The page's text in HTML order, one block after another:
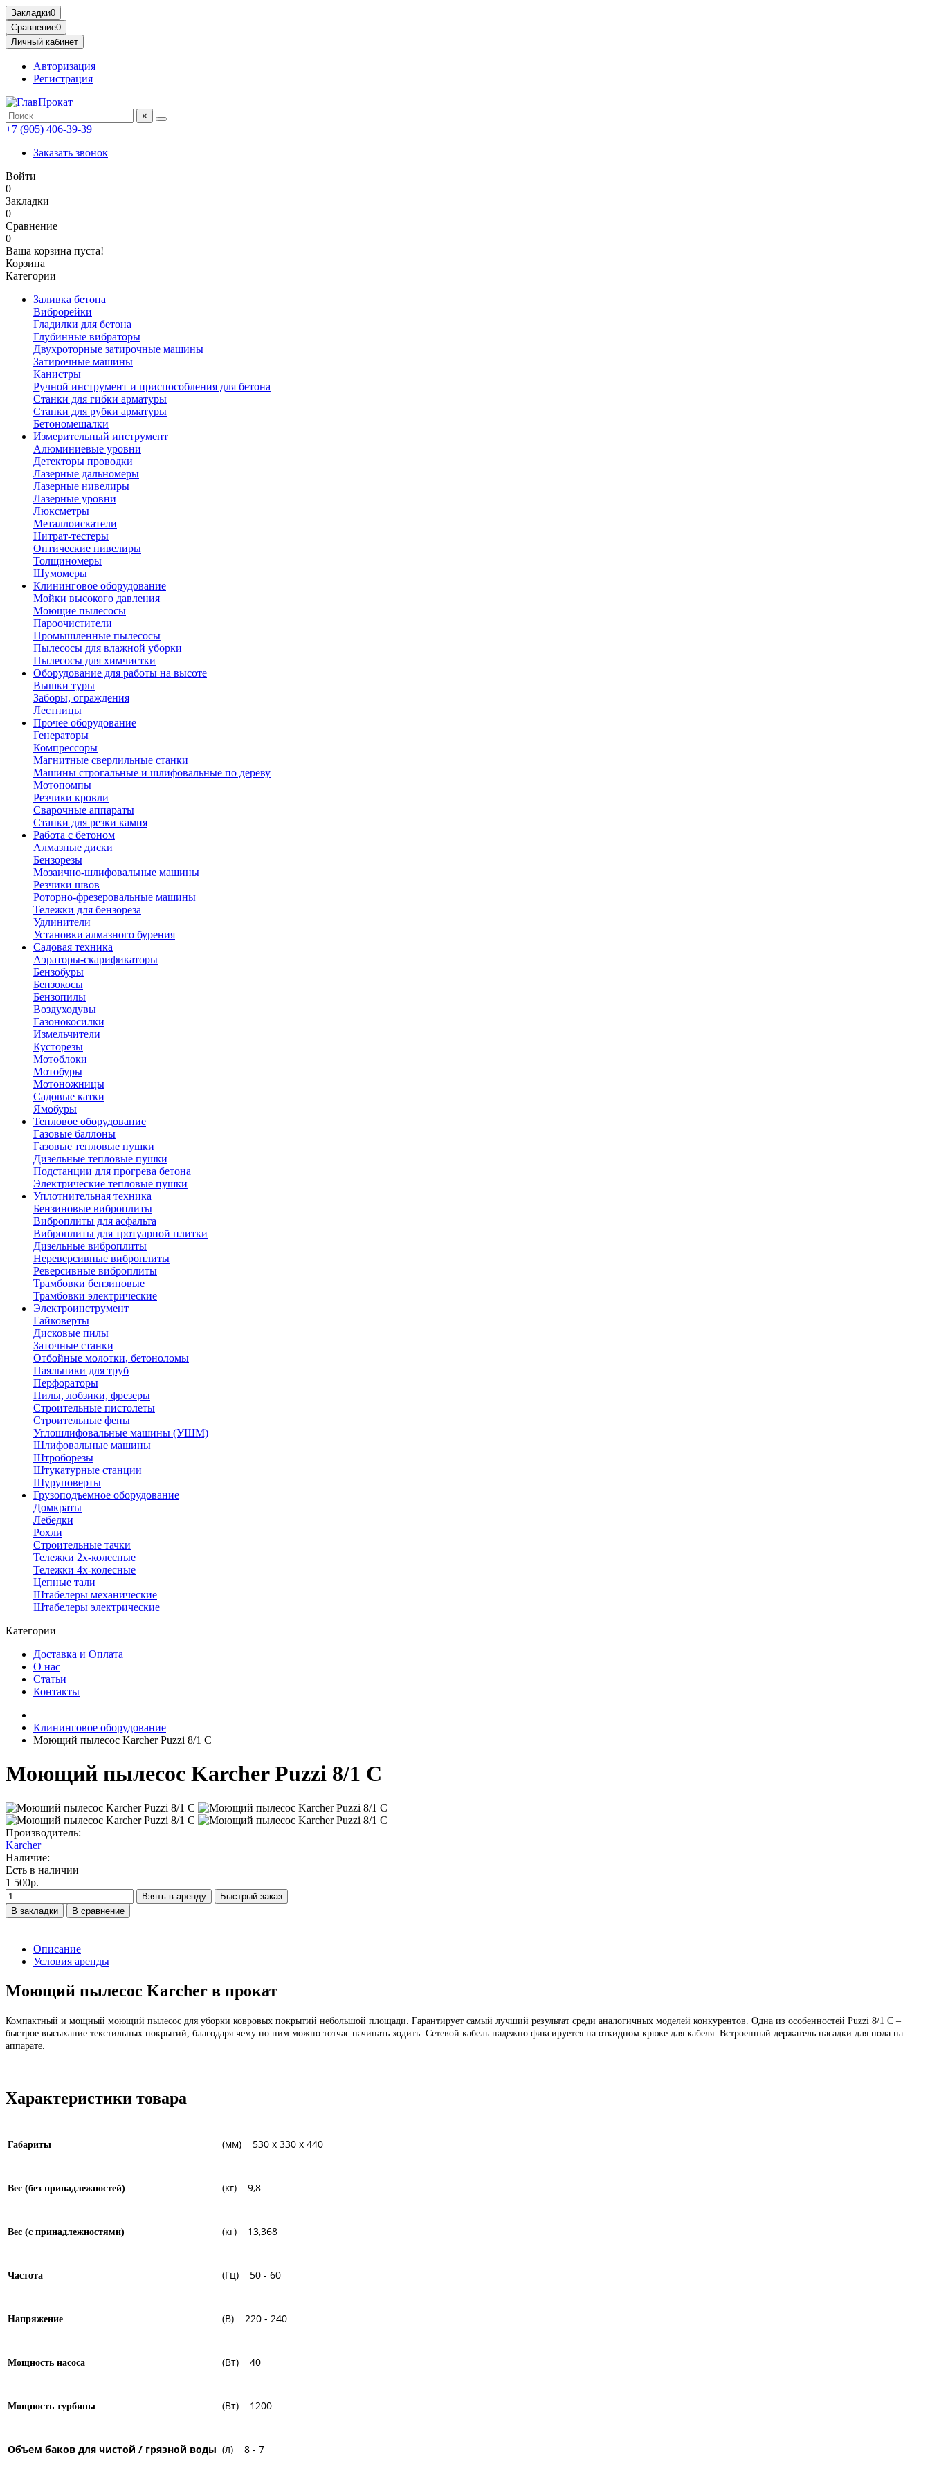
Закладки0
Сравнение0
Личный кабинет
Авторизация
Регистрация
×
+7 (905) 406-39-39
Заказать звонок
Войти
0
Закладки
0
Сравнение
0
Ваша корзина пуста!
Корзина
Категории
Заливка бетона
Виброрейки
Гладилки для бетона
Глубинные вибраторы
Двухроторные затирочные машины
Затирочные машины
Канистры
Ручной инструмент и приспособления для бетона
Станки для гибки арматуры
Станки для рубки арматуры
Бетономешалки
Измерительный инструмент
Алюминиевые уровни
Детекторы проводки
Лазерные дальномеры
Лазерные нивелиры
Лазерные уровни
Люксметры
Металлоискатели
Нитрат-тестеры
Оптические нивелиры
Толщиномеры
Шумомеры
Клининговое оборудование
Мойки высокого давления
Моющие пылесосы
Пароочистители
Промышленные пылесосы
Пылесосы для влажной уборки
Пылесосы для химчистки
Оборудование для работы на высоте
Вышки туры
Заборы, ограждения
Лестницы
Прочее оборудование
Генераторы
Компрессоры
Магнитные сверлильные станки
Машины строгальные и шлифовальные по дереву
Мотопомпы
Резчики кровли
Сварочные аппараты
Станки для резки камня
Работа с бетоном
Алмазные диски
Бензорезы
Мозаично-шлифовальные машины
Резчики швов
Роторно-фрезеровальные машины
Тележки для бензореза
Удлинители
Установки алмазного бурения
Садовая техника
Аэраторы-скарификаторы
Бензобуры
Бензокосы
Бензопилы
Воздуходувы
Газонокосилки
Измельчители
Кусторезы
Мотоблоки
Мотобуры
Мотоножницы
Садовые катки
Ямобуры
Тепловое оборудование
Газовые баллоны
Газовые тепловые пушки
Дизельные тепловые пушки
Подстанции для прогрева бетона
Электрические тепловые пушки
Уплотнительная техника
Бензиновые виброплиты
Виброплиты для асфальта
Виброплиты для тротуарной плитки
Дизельные виброплиты
Нереверсивные виброплиты
Реверсивные виброплиты
Трамбовки бензиновые
Трамбовки электрические
Электроинструмент
Гайковерты
Дисковые пилы
Заточные станки
Отбойные молотки, бетоноломы
Паяльники для труб
Перфораторы
Пилы, лобзики, фрезеры
Строительные пистолеты
Строительные фены
Углошлифовальные машины (УШМ)
Шлифовальные машины
Штроборезы
Штукатурные станции
Шуруповерты
Грузоподъемное оборудование
Домкраты
Лебедки
Рохли
Строительные тачки
Тележки 2х-колесные
Тележки 4х-колесные
Цепные тали
Штабелеры механические
Штабелеры электрические
Категории
Доставка и Оплата
О нас
Статьи
Контакты
Клининговое оборудование
Моющий пылесос Karcher Puzzi 8/1 C
Моющий пылесос Karcher Puzzi 8/1 C
Производитель:
Karcher
Наличие:
Есть в наличии
1 500р.
Взять в аренду
Быстрый заказ
В закладки
В сравнение
Описание
Условия аренды
Моющий пылесос Karcher в прокат
Компактный и мощный моющий пылесос для уборки ковровых покрытий небольшой площади. Гарантирует самый лучший результат среди аналогичных моделей конкурентов. Одна из особенностей Puzzi 8/1 C –
быстрое высыхание текстильных покрытий, благодаря чему по ним можно тотчас начинать ходить. Сетевой кабель надежно фиксируется на откидном крюке для кабеля. Встроенный держатель насадки для пола на
аппарате.
Характеристики товара
Габариты (мм) 530 x 330 x 440
Вес (без принадлежностей) (кг) 9,8
Вес (с принадлежностями) (кг) 13,368
Частота (Гц) 50 - 60
Напряжение (В) 220 - 240
Мощность насоса (Вт) 40
Мощность турбины (Вт) 1200
Объем баков для чистой / грязной воды (л) 8 - 7